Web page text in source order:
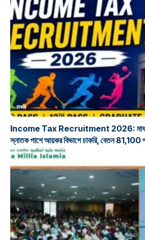
চাকরি
Income Tax Recruitment 2026:
স্নাতক পাশে আয়কর বিভাগে চাকরি, বেতন 81,100